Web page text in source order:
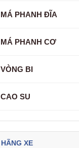
MÁ PHANH ĐĨA
MÁ PHANH CƠ
VÒNG BI
CAO SU
HÃNG XE